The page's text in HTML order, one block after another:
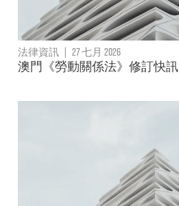
法律資訊 | 27 七月 2026
澳門《勞動關係法》修訂快訊